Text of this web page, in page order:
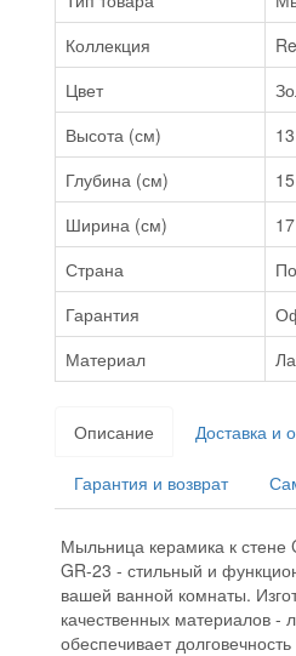
Коллекция
Цвет
Высота (см)
13
Глубина (см)
15
Ширина (см)
17
Страна
Гарантия
Материал
Описание Доставка и
Гарантия и возврат
Мыльница керамика к стене
GR-23 - стильный и
вашей ванной комнаты.
качественных материалов -
обеспечивает